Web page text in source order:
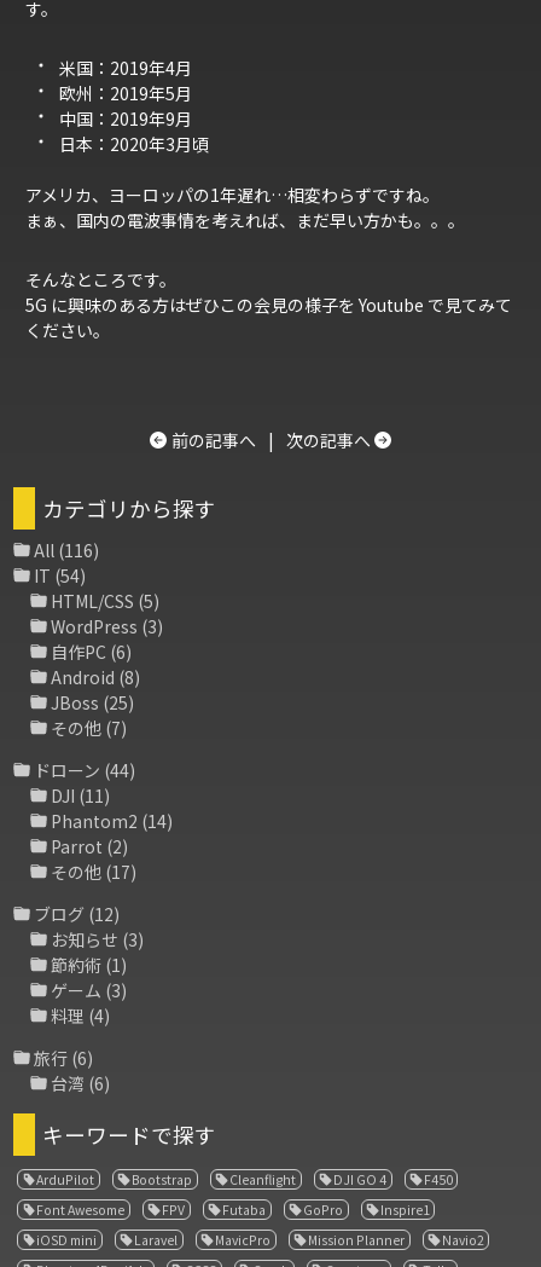
す。
米国：2019年4月
欧州：2019年5月
中国：2019年9月
日本：2020年3月頃
アメリカ、ヨーロッパの1年遅れ…相変わらずですね。
まぁ、国内の電波事情を考えれば、まだ早い方かも。。。
そんなところです。
5G に興味のある方はぜひこの会見の様子を Youtube で見てみて
ください。
前の記事へ | 次の記事へ
カテゴリから探す
All (116)
IT (54)
HTML/CSS (5)
WordPress (3)
自作PC (6)
Android (8)
JBoss (25)
その他 (7)
ドローン (44)
DJI (11)
Phantom2 (14)
Parrot (2)
その他 (17)
ブログ (12)
お知らせ (3)
節約術 (1)
ゲーム (3)
料理 (4)
旅行 (6)
台湾 (6)
キーワードで探す
ArduPilot Bootstrap Cleanflight DJI GO 4
F450
Font Awesome
FPV Futaba GoPro
Inspire1
iOSD mini
Laravel MavicPro Mission Planner
Navio2